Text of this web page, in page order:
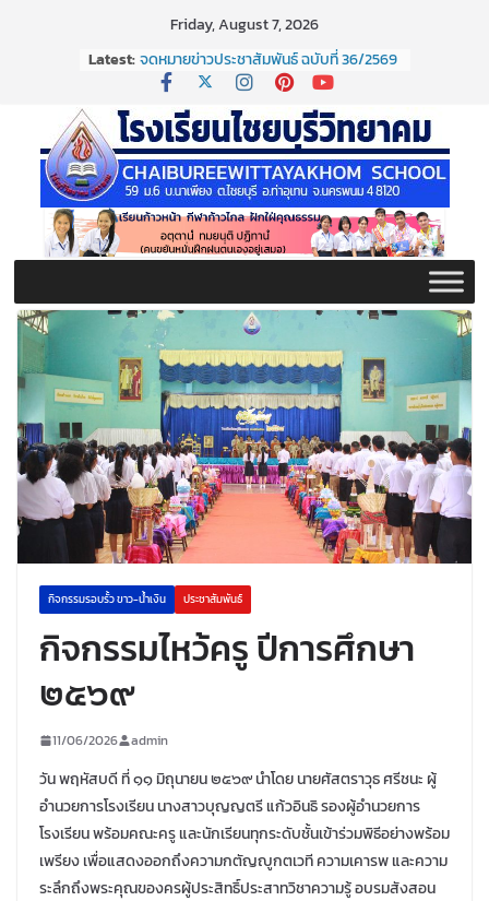
Friday, August 7, 2026
Latest: จดหมายข่าวประชาสัมพันธ์ ฉบับที่ 36/2569
ประจำเดือนมิถุนายน 2569
กิจกรรมวันสุนทรภู่ ประจำปี ๒๕๖๙
จดหมายข่าวประชาสัมพันธ์ ฉบับที่ 38/2569
ประจำเดือนมิถุนายน 2569
จดหมายข่าวประชาสัมพันธ์ ฉบับที่ 37/2569
ประจำเดือนมิถุนายน 2569
กิจกรรมรอบรั้ว ขาว-น้ำเงิน ประชาสัมพันธ์
กิจกรรมไหว้ครู ปีการศึกษา
๒๕๖๙
11/06/2026 admin
วัน พฤหัสบดี ที่ ๑๑ มิถุนายน ๒๕๖๙ นำโดย นายศัสตราวุธ ศรีชนะ ผู้
อำนวยการโรงเรียน นางสาวบุญญตรี แก้วอินธิ รองผู้อำนวยการ
โรงเรียน พร้อมคณะครู และนักเรียนทุกระดับชั้นเข้าร่วมพิธีอย่างพร้อม
เพรียง เพื่อแสดงออกถึงความกตัญญูกตเวที ความเคารพ และความ
ระลึกถึงพระคุณของครผู้ประสิทธิ์ประสาทวิชาความรู้ อบรมสังสอน